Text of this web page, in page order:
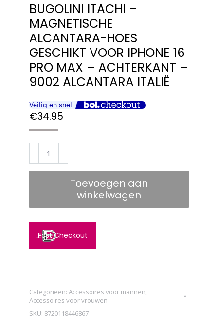
BUGOLINI ITACHI –
MAGNETISCHE
ALCANTARA-HOES
GESCHIKT VOOR IPHONE 16
PRO MAX – ACHTERKANT –
9002 ALCANTARA ITALIË
€34.95
BUGOLINI
Itachi
Magnetische
Geschikt
voor
MAX
-
Toevoegen aan
winkelwagen
Fast Checkout
Categorieën: Accessoires voor mannen,
Accessoires voor vrouwen
SKU: 8720118446867